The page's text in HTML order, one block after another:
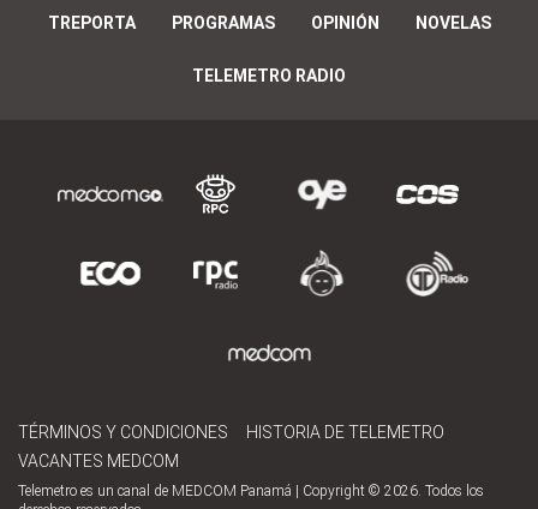
TREPORTA PROGRAMAS OPINIÓN NOVELAS
TELEMETRO RADIO
TÉRMINOS Y CONDICIONES
HISTORIA DE TELEMETRO
VACANTES MEDCOM
Telemetro es un canal de MEDCOM Panamá | Copyright © 2026. Todos los